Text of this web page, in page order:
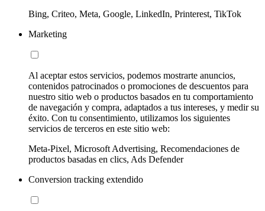
Bing, Criteo, Meta, Google, LinkedIn, Printerest, TikTok
Marketing
Al aceptar estos servicios, podemos mostrarte anuncios,
contenidos patrocinados o promociones de descuentos para
nuestro sitio web o productos basados en tu comportamiento
de navegación y compra, adaptados a tus intereses, y medir su
éxito. Con tu consentimiento, utilizamos los siguientes
servicios de terceros en este sitio web:
Meta-Pixel, Microsoft Advertising, Recomendaciones de
productos basadas en clics, Ads Defender
Conversion tracking extendido